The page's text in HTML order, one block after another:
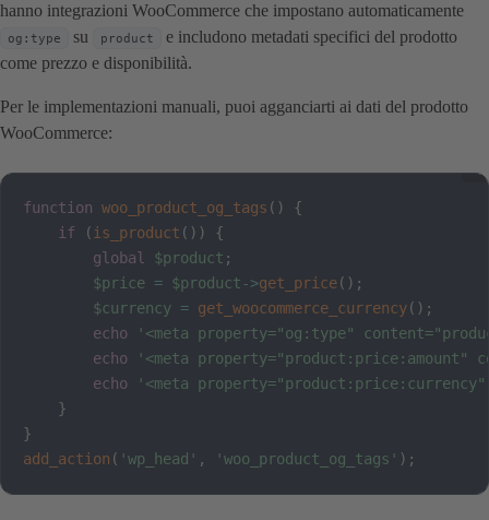
hanno integrazioni WooCommerce che impostano automaticamente
og:type su product
e includono metadati specifici del prodotto
come prezzo e disponibilità.
Per le implementazioni manuali, puoi agganciarti ai dati del prodotto
WooCommerce:
function woo_product_og_tags ( )
{
if
( is_product ( ) )
{
global
$product ;
$price = $product->get_price( ) ;
$currency = get_woocommerce_currency( ) ;
echo
'<meta property="og:type"
echo
'<meta property="product:price:amount"
echo
'<meta
}
}
add_action ( 'wp_head' , 'woo_product_og_tags' ) ;